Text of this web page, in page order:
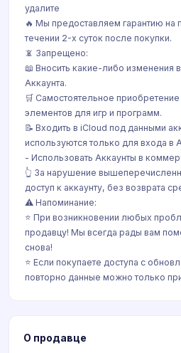
удалите
🔥 Мы предоставляем гарантию на
течении 2-х суток после покупки.
📵 Запрещено:
📖 Вносить какие-либо изменения
Аккаунта.
🛒 Самостоятельное
элементов для игр и программ.
📝 Входить в iCloud под данными
используются только для входа в
- Использовать Аккаунты в
👆 За нарушение
доступ к аккаунту, без возврата
⚠️ Напоминание:
⭐️ При возникновении любых
продавцу! Мы всегда рады вам
снова!
⭐️ Если покупаете доступа с
повторно данные можно только
О продавце